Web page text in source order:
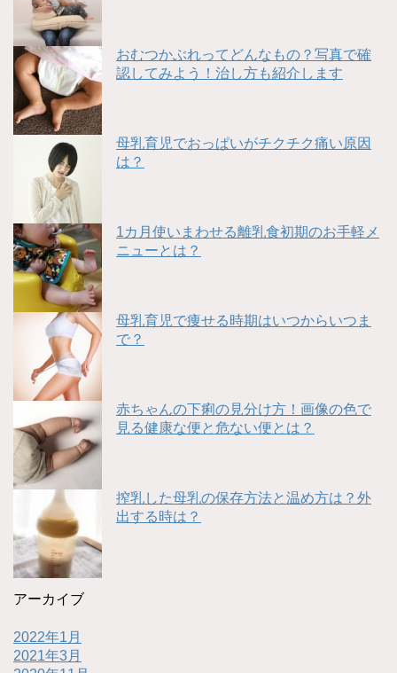
おむつかぶれってどんなもの？写真で確
認してみよう！治し方も紹介します
母乳育児でおっぱいがチクチク痛い原因
は？
1カ月使いまわせる離乳食初期のお手軽メ
ニューとは？
母乳育児で痩せる時期はいつからいつま
で？
赤ちゃんの下痢の見分け方！画像の色で
見る健康な便と危ない便とは？
搾乳した母乳の保存方法と温め方は？外
出する時は？
アーカイブ
2022年1月
2021年3月